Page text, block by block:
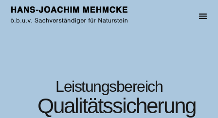
Leistungsbereich
Qualitätssicherung